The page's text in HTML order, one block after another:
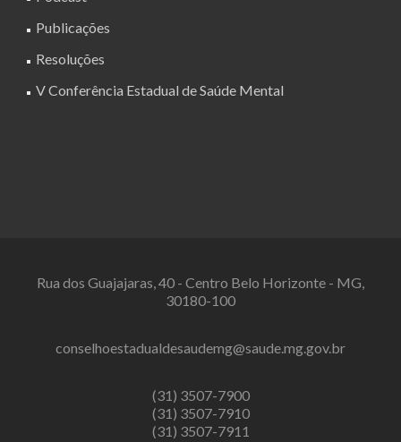
Publicações
Resoluções
V Conferência Estadual de Saúde Mental
Rua dos Guajajaras, 40 - Centro Belo Horizonte - MG,
30180-100
conselhoestadualdesaudemg@saude.mg.gov.br
(31) 3507-7900
(31) 3507-7910
(31) 3507-7911